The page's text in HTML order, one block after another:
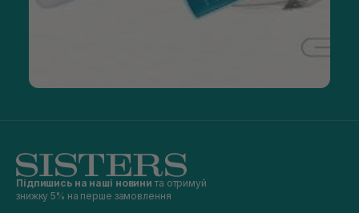
Підпишись на наші новини та отримуй
знижку 5% на перше замовлення